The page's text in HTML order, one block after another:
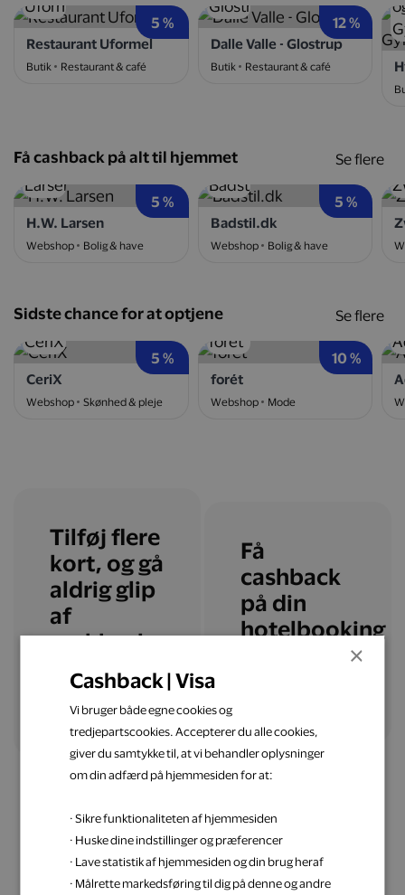
5 %
Restaurant Uformel
Butik Restaurant & café
12 %
Dalle Valle - Glostrup
Butik
Restaurant & café
Få cashback på alt til hjemmet
5 %
H.W. Larsen
Webshop Bolig & have
5 %
Badstil.dk
Webshop Bolig & have
Se flere
Sidste chance for at optjene
5 %
CeriX
Webshop Skønhed & pleje
10 %
forét
Webshop Mode
Se flere
Tilføj flere
kort, og gå
aldrig glip
af
cashback
Tilføj flere kort
Få
cashback
på din
hotelbooking
Få inspiration til din
×
Cashback | Visa
Vi bruger både egne cookies og
tredjepartscookies. Accepterer du alle cookies,
giver du samtykke til, at vi behandler oplysninger
om din adfærd på hjemmesiden for at:
· Sikre funktionaliteten af hjemmesiden
· Huske dine indstillinger og præferencer
· Lave statistik af hjemmesiden og din brug heraf
· Målrette markedsføring til dig på denne og andre